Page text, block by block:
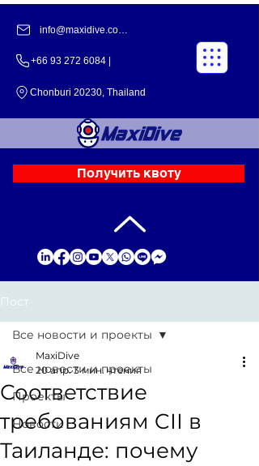
info@maxidive.com |
+66 93 272 6084​​ |
Chonburi 20230, Thailand
Получить квоту
Пост
Все новости и проекты
Проекты
Новости
Все новости и проекты
Соответствие
требованиям CII в
Таиланде: почему
MaxiDive
20 апр. 3 мин. чтения